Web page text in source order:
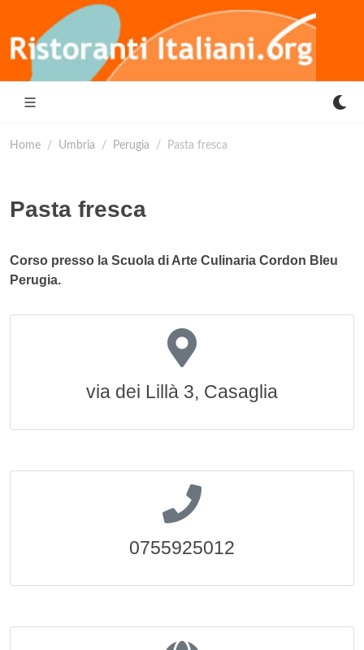
Home Umbria Perugia Pasta fresca
Pasta fresca
Corso presso la Scuola di Arte Culinaria Cordon Bleu
Perugia.
via dei Lillà 3, Casaglia
0755925012